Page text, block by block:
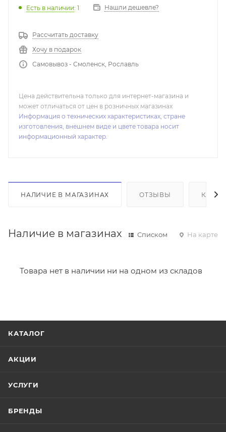
Есть в наличии: 1 Нашли дешевле?
Рассчитать доставку
Хочу в подарок
Самовывоз - Смоленск, Рославль
Цена действительна только для интернет-магазина и
может отличаться от цен в розничных магазинах
Информация о технических характеристиках, стране
изготовления, внешнем виде и цвете товара носит
информационный характер.
НАЛИЧИЕ В МАГАЗИНАХ ОТЗЫВЫ КАК
Наличие в магазинах Списком На карте
Товара нет в наличии ни на одном из складов
КАТАЛОГ
АКЦИИ
УСЛУГИ
БРЕНДЫ